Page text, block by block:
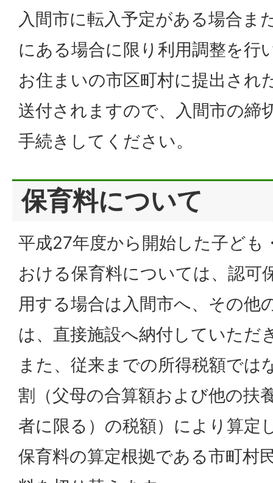
入間市に転入予定がある場合ま
にある場合に限り利用調整を行
お住まいの市区町村に提出され
送付されますので、入間市の締
手続きしてください。
保育料について
平成27年度から開始した子ども
おける保育料については、認可
用する場合は入間市へ、その他
は、直接施設へ納付していただ
また、従来までの所得税額では
割（父母の合算額および他の扶
者に限る）の税額）により算定
保育料の算定根拠である市町村